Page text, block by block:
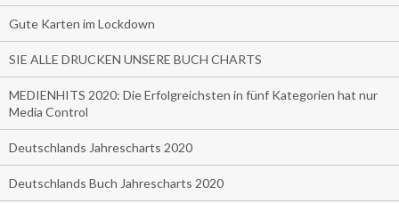
Gute Karten im Lockdown
SIE ALLE DRUCKEN UNSERE BUCH CHARTS
MEDIENHITS 2020: Die Erfolgreichsten in fünf Kategorien hat nur
Media Control
Deutschlands Jahrescharts 2020
Deutschlands Buch Jahrescharts 2020